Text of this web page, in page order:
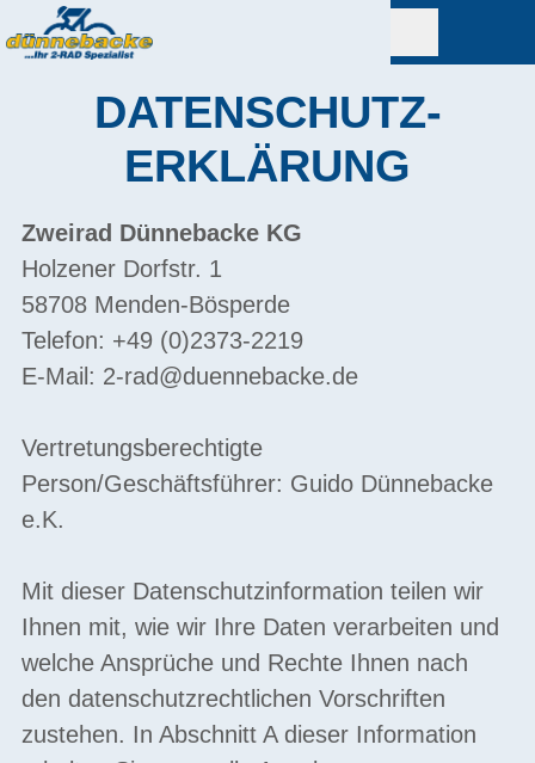
DATENSCHUTZ­
ERKLÄRUNG
Zweirad Dünnebacke KG
Holzener Dorfstr. 1
58708 Menden-Bösperde
Telefon: +49 (0)2373-2219
E-Mail: 2-rad@duennebacke.de
Vertretungsberechtigte
Person/Geschäftsführer: Guido Dünnebacke
e.K.
Mit dieser Datenschutzinformation teilen wir
Ihnen mit, wie wir Ihre Daten verarbeiten und
welche Ansprüche und Rechte Ihnen nach
den datenschutzrechtlichen Vorschriften
zustehen. In Abschnitt A dieser Information